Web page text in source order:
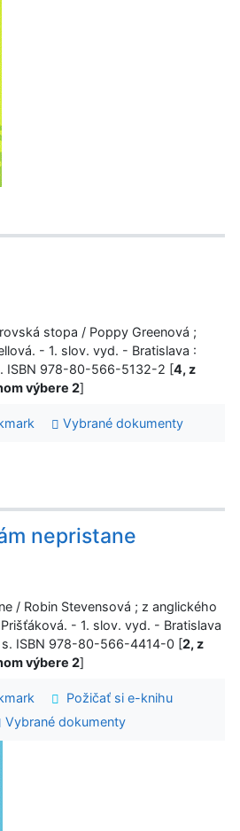
stopa / Poppy Greenová ;
- 1. slov. vyd. - Bratislava :
ISBN 978-80-566-5132-2 [4, z
výbere 2]
Vybrané dokumenty
nepristane
/ Robin Stevensová ; z anglického
- 1. slov. vyd. - Bratislava
ISBN 978-80-566-4414-0 [2, z
výbere 2]
Požičať si e-knihu
Vybrané dokumenty